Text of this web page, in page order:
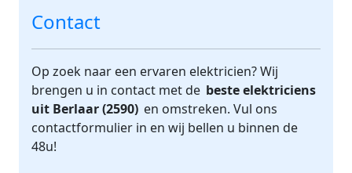
Contact
Op zoek naar een ervaren elektricien? Wij
brengen u in contact met de beste elektriciens
uit Berlaar (2590) en omstreken. Vul ons
contactformulier in en wij bellen u binnen de
48u!